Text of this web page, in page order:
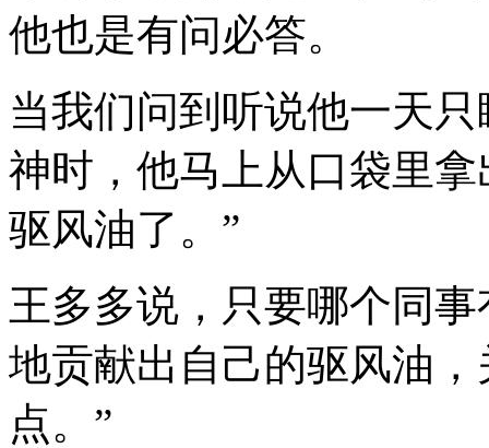
他也是有问必答。
当我们问到听说他一天
神时，他马上从口袋里
驱风油了。”
王多多说，只要哪个同
地贡献出自己的驱风油
点。”